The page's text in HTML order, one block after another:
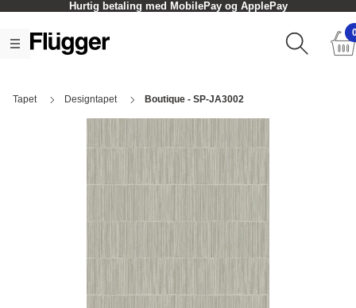
Hurtig betaling med MobilePay og ApplePay
Tapet Designtapet Boutique - SP-JA3002